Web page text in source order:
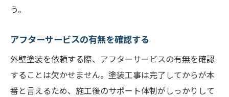
う。
アフターサービスの有無を確認する
外壁塗装を依頼する際、アフターサービスの有無を確認
することは欠かせません。塗装工事は完了してからが本
番と言えるため、施工後のサポート体制がしっかりして